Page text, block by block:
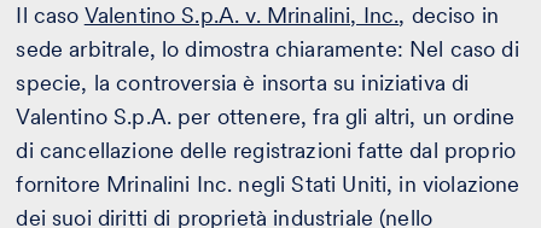
Il caso Valentino S.p.A. v. Mrinalini, Inc., deciso in
sede arbitrale, lo dimostra chiaramente: Nel caso di
specie, la controversia è insorta su iniziativa di
Valentino S.p.A. per ottenere, fra gli altri, un ordine
di cancellazione delle registrazioni fatte dal proprio
fornitore Mrinalini Inc. negli Stati Uniti, in violazione
dei suoi diritti di proprietà industriale (nello